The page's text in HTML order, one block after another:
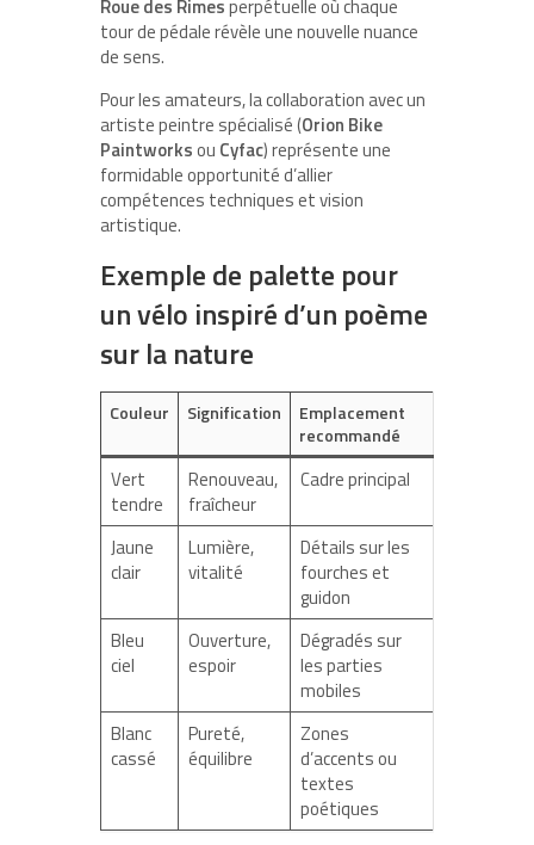
Roue des Rimesperpétuelle où chaque
tour de pédale révèle une nouvelle nuance
de sens.
Pour les amateurs, la collaboration avec un
artiste peintre spécialisé (Orion Bike
Paintworksou Cyfac) représente une
formidable opportunité d’allier
compétences techniques et vision
artistique.
Exemple de palette pour
un vélo inspiré d’un poème
sur la nature
Couleur Signification
Emplacement
recommandé
Vert
tendre
Renouveau,
fraîcheur
Cadre principal
Jaune
clair
Lumière,
vitalité
Détails sur les
fourches et
guidon
Bleu
ciel
Ouverture,
espoir
Dégradés sur
les parties
mobiles
Blanc
cassé
Pureté,
équilibre
Zones
d’accents ou
textes
poétiques